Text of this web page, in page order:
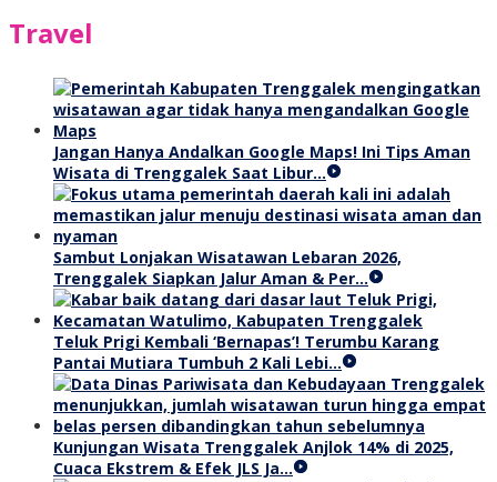
Travel
Jangan Hanya Andalkan Google Maps! Ini Tips Aman
Wisata di Trenggalek Saat Libur…
Sambut Lonjakan Wisatawan Lebaran 2026,
Trenggalek Siapkan Jalur Aman & Per…
Teluk Prigi Kembali ‘Bernapas’! Terumbu Karang
Pantai Mutiara Tumbuh 2 Kali Lebi…
Kunjungan Wisata Trenggalek Anjlok 14% di 2025,
Cuaca Ekstrem & Efek JLS Ja…